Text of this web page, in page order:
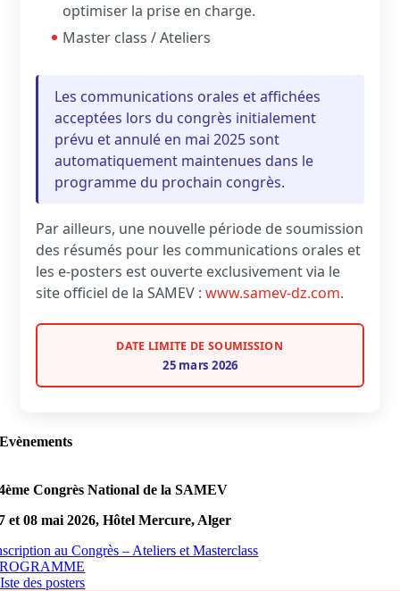
optimiser la prise en charge.
Master class / Ateliers
Les communications orales et affichées
acceptées lors du congrès initialement
prévu et annulé en mai 2025 sont
automatiquement maintenues dans le
programme du prochain congrès.
Par ailleurs, une nouvelle période de soumission
des résumés pour les communications orales et
les e-posters est ouverte exclusivement via le
site officiel de la SAMEV : www.samev-dz.com.
DATE LIMITE DE SOUMISSION
25 mars 2026
Evènements
Congrès National de la SAMEV
et 08 mai 2026,Hôtel Mercure, Alger
au Congrès – Ateliers et Masterclass
des posters